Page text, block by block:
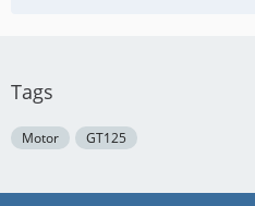
Tags
Motor GT125